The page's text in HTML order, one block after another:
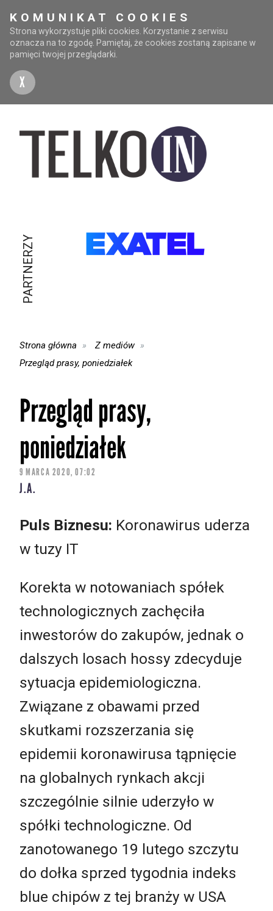
KOMUNIKAT COOKIES
Strona wykorzystuje pliki cookies. Korzystanie z serwisu
oznacza na to zgodę. Pamiętaj, że cookies zostaną zapisane w
pamięci twojej przeglądarki.
X
PARTNERZY
Strona główna
Z mediów
Przegląd prasy, poniedziałek
Przegląd prasy,
poniedziałek
9 MARCA 2020, 07:02
J.A.
Puls Biznesu: Koronawirus uderza
w tuzy IT
Korekta w notowaniach spółek
technologicznych zachęciła
inwestorów do zakupów, jednak o
dalszych losach hossy zdecyduje
sytuacja epidemiologiczna.
Związane z obawami przed
skutkami rozszerzania się
epidemii koronawirusa tąpnięcie
na globalnych rynkach akcji
szczególnie silnie uderzyło w
spółki technologiczne. Od
zanotowanego 19 lutego szczytu
do dołka sprzed tygodnia indeks
blue chipów z tej branży w USA